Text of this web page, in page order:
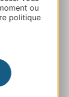
ou
politique